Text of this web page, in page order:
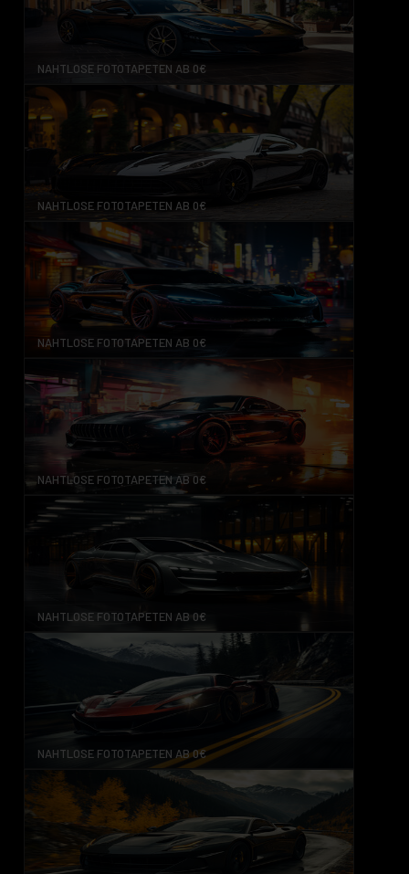
NAHTLOSE FOTOTAPETEN AB 0€
NAHTLOSE FOTOTAPETEN AB 0€
NAHTLOSE FOTOTAPETEN AB 0€
NAHTLOSE FOTOTAPETEN AB 0€
NAHTLOSE FOTOTAPETEN AB 0€
NAHTLOSE FOTOTAPETEN AB 0€